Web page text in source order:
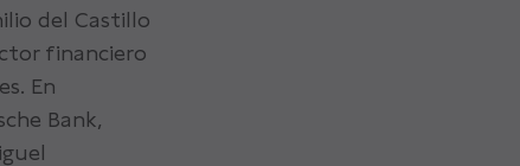
del Castillo
financiero
En
Bank,